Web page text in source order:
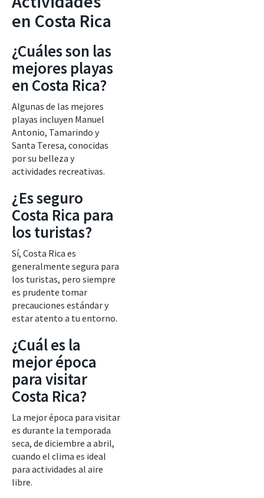
en Costa Rica
¿Cuáles son las
mejores playas
en Costa Rica?
Algunas de las mejores
playas incluyen Manuel
Antonio, Tamarindo y
Santa Teresa, conocidas
por su belleza y
actividades recreativas.
¿Es seguro
Costa Rica para
los turistas?
Sí, Costa Rica es
generalmente segura para
los turistas, pero siempre
es prudente tomar
precauciones estándar y
estar atento a tu entorno.
¿Cuál es la
mejor época
para visitar
Costa Rica?
La mejor época para visitar
es durante la temporada
seca, de diciembre a abril,
cuando el clima es ideal
para actividades al aire
libre.